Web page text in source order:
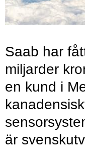
Saab har
miljarder
en kund i
är